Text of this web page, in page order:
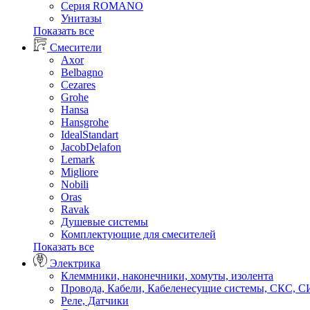
Серия ROMANO
Унитазы
Показать все
Смесители
Axor
Belbagno
Cezares
Grohe
Hansa
Hansgrohe
IdealStandart
JacobDelafon
Lemark
Migliore
Nobili
Oras
Ravak
Душевые системы
Комплектующие для смесителей
Показать все
Электрика
Клеммники, наконечники, хомуты, изолента
Провода, Кабели, Кабеленесущие системы, СКС,
Реле, Датчики